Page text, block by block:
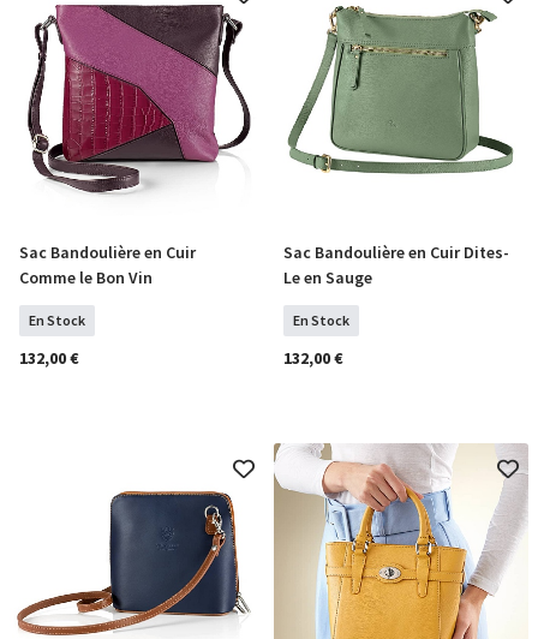
COMMANDER
Sac Bandoulière en Cuir
Comme le Bon Vin
En Stock
132,00 €
COMMANDER
Sac Bandoulière en Cuir Dites-
Le en Sauge
En Stock
132,00 €